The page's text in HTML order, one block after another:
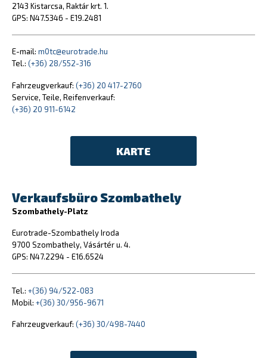
2143 Kistarcsa, Raktár krt. 1.
GPS: N47.5346 - E19.2481
E-mail: m0tc@eurotrade.hu
Tel.: (+36) 28/552-316
Fahrzeugverkauf: (+36) 20 417-2760
Service, Teile, Reifenverkauf:
(+36) 20 911-6142
KARTE
Verkaufsbüro Szombathely
Szombathely-Platz
Eurotrade-Szombathely Iroda
9700 Szombathely, Vásártér u. 4.
GPS: N47.2294 - E16.6524
Tel.: +(36) 94/522-083
Mobil: +(36) 30/956-9671
Fahrzeugverkauf: (+36) 30/498-7440